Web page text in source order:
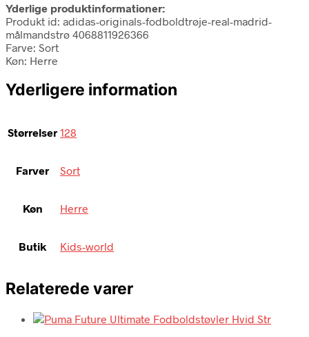
Yderlige produktinformationer:
Produkt id: adidas-originals-fodboldtrøje-real-madrid-
målmandstrø 4068811926366
Farve: Sort
Køn: Herre
Yderligere information
Størrelser 128
Farver Sort
Køn Herre
Butik Kids-world
Relaterede varer